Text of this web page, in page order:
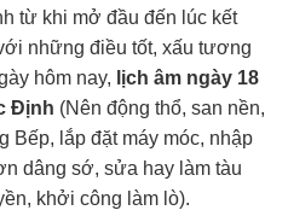
từ khi mở đầu đến lúc kết
những điều tốt, xấu tương
hôm nay, lịch âm ngày 18
Định (Nên động thổ, san nền,
Bếp, lắp đặt máy móc, nhập
dâng sớ, sửa hay làm tàu
khởi công làm lò).